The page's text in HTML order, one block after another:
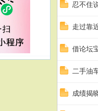
忍不住
走过靠
借论坛
二手油
成绩揭